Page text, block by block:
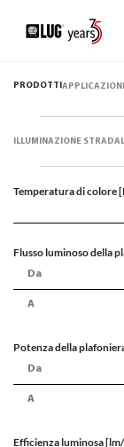
PRODOTTI
ILLUMINAZIONE
Temperatura di colore
Flusso luminoso della
Potenza della
Efficienza luminosa